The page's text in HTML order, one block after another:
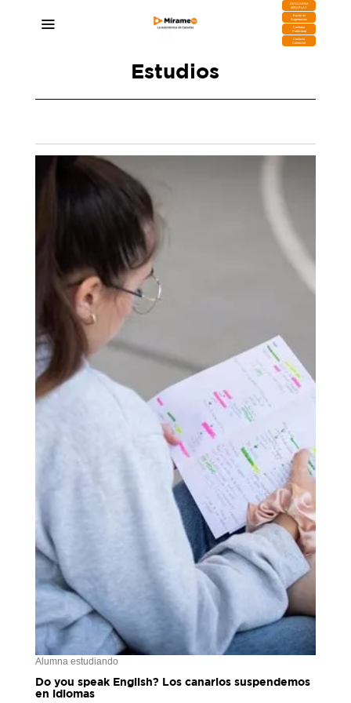
DESCARGA
MIRAPLAY
Buzón de
Sugerencias
Contratar
Publicidad
Contacto
Comercial
Estudios
Alumna estudiando
Do you speak English? Los canarios suspendemos
en idiomas